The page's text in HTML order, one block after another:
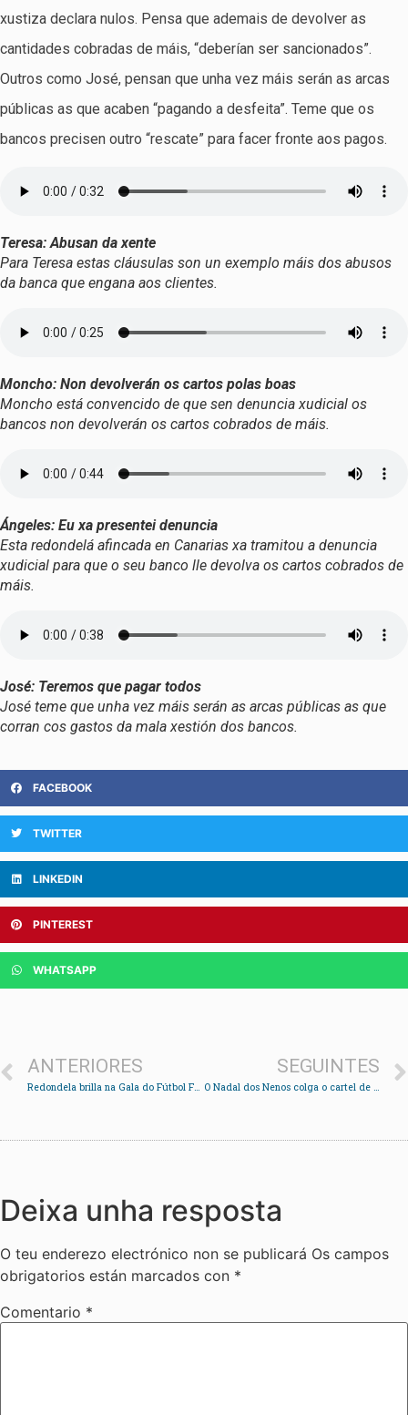
xustiza declara nulos. Pensa que ademais de devolver as
cantidades cobradas de máis, “deberían ser sancionados”.
Outros como José, pensan que unha vez máis serán as arcas
públicas as que acaben “pagando a desfeita”. Teme que os
bancos precisen outro “rescate” para facer fronte aos pagos.
Teresa: Abusan da xente
Para Teresa estas cláusulas son un exemplo máis dos abusos
da banca que engana aos clientes.
Moncho: Non devolverán os cartos polas boas
Moncho está convencido de que sen denuncia xudicial os
bancos non devolverán os cartos cobrados de máis.
Ángeles: Eu xa presentei denuncia
Esta redondelá afincada en Canarias xa tramitou a denuncia
xudicial para que o seu banco lle devolva os cartos cobrados de
máis.
José: Teremos que pagar todos
José teme que unha vez máis serán as arcas públicas as que
corran cos gastos da mala xestión dos bancos.
FACEBOOK
TWITTER
LINKEDIN
PINTEREST
WHATSAPP
ANTERIORES
Redondela brilla na Gala do Fútbol Feminino
SEGUINTES
O Nadal dos Nenos colga o cartel de completo
Deixa unha resposta
O teu enderezo electrónico non se publicará Os campos
obrigatorios están marcados con *
Comentario *